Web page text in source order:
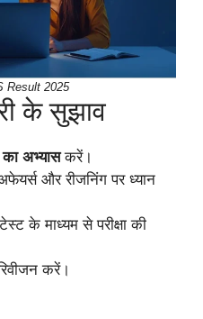
Result 2025
के सुझाव
का अभ्यासकरें।
और रीजनिंग पर ध्यान
के माध्यम से परीक्षा की
करें।